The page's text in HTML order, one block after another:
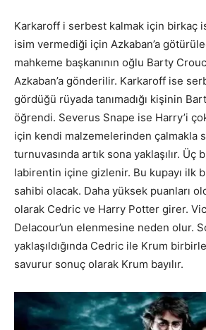
Karkaroff i serbest kalmak için birkaç
isim vermediği için Azkaban’a
mahkeme başkanının oğlu Barty
Azkaban’a gönderilir. Karkaroff ise
gördüğü rüyada tanımadığı kişinin
öğrendi. Severus Snape ise Harry’i
için kendi malzemelerinden çalmakla
turnuvasında artık sona yaklaşılır. Üç
labirentin içine gizlenir. Bu kupayı ilk
sahibi olacak. Daha yüksek puanları
olarak Cedric ve Harry Potter girer.
Delacour’un elenmesine neden olur.
yaklaşıldığında Cedric ile Krum
savurur sonuç olarak Krum bayılır.